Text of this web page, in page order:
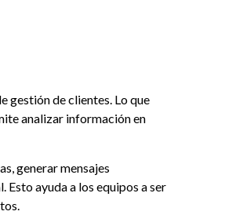
gestión de clientes. Lo que
analizar información en
generar mensajes
ayuda a los equipos a ser